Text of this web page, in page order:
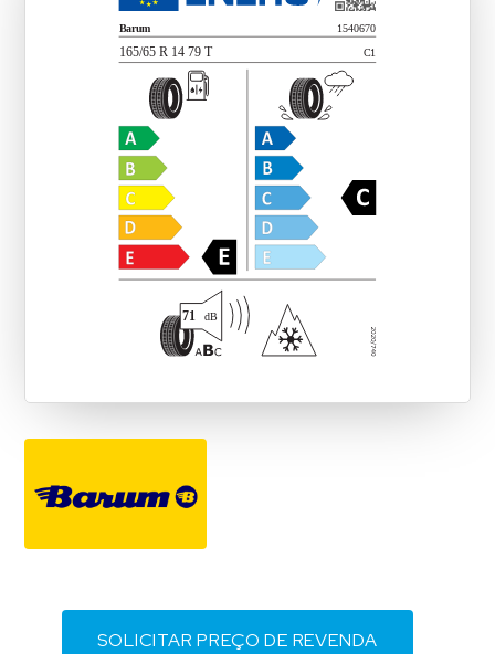
SOLICITAR PREÇO DE REVENDA